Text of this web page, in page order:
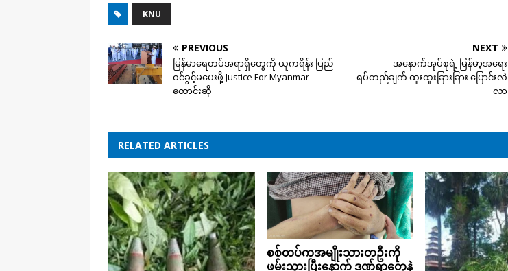
KNU
PREVIOUS
မြန်မာရေတပ်အရာရှိတွေကို ယူကရိန်း ပြည်
ဝင်ခွင့်မပေးဖို့ Justice For Myanmar
တောင်းဆို
NEXT
အနောက်အုပ်စုရဲ့ မြန်မာ့အရေး
ရပ်တည်ချက် ထူးထူးခြားခြား ပြောင်းလဲ
လာ
RELATED ARTICLES
စစ်တပ်ကအမျိုးသားတဦးကို
ဖမ်းသွားပြီးနောက် ဒဏ်ရာတွေနဲ့